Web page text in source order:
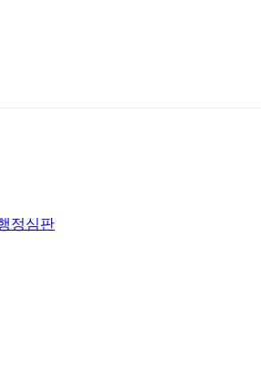
정심판